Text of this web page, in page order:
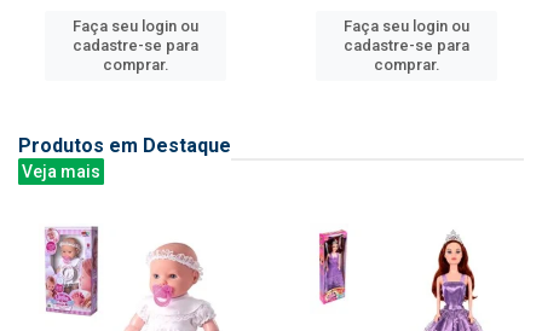
Faça seu login ou
cadastre-se para
comprar.
Faça seu login ou
cadastre-se para
comprar.
Produtos em Destaque
Veja mais